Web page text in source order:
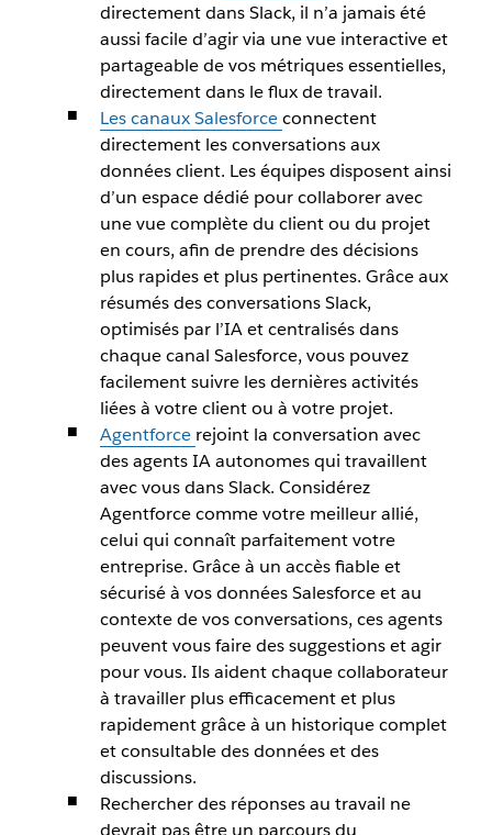
directement dans Slack, il n’a jamais été
aussi facile d’agir via une vue interactive et
partageable de vos métriques essentielles,
directement dans le flux de travail.
Les canaux Salesforceconnectent
directement les conversations aux
données client. Les équipes disposent ainsi
d’un espace dédié pour collaborer avec
une vue complète du client ou du projet
en cours, afin de prendre des décisions
plus rapides et plus pertinentes. Grâce aux
résumés des conversations Slack,
optimisés par l’IA et centralisés dans
chaque canal Salesforce, vous pouvez
facilement suivre les dernières activités
liées à votre client ou à votre projet.
Agentforce rejoint la conversation avec
des agents IA autonomes qui travaillent
avec vous dans Slack. Considérez
Agentforce comme votre meilleur allié,
celui qui connaît parfaitement votre
entreprise. Grâce à un accès fiable et
sécurisé à vos données Salesforce et au
contexte de vos conversations, ces agents
peuvent vous faire des suggestions et agir
pour vous. Ils aident chaque collaborateur
à travailler plus efficacement et plus
rapidement grâce à un historique complet
et consultable des données et des
discussions.
Rechercher des réponses au travail ne
devrait pas être un parcours du